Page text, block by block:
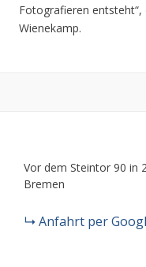
Fotografieren
Wienekamp.
Vor dem Steintor 90 in
Bremen
Anfahrt per